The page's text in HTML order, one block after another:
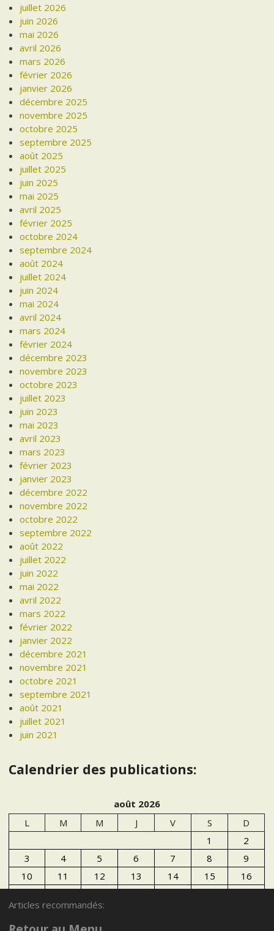
juillet 2026
juin 2026
mai 2026
avril 2026
mars 2026
février 2026
janvier 2026
décembre 2025
novembre 2025
octobre 2025
septembre 2025
août 2025
juillet 2025
juin 2025
mai 2025
avril 2025
février 2025
octobre 2024
septembre 2024
août 2024
juillet 2024
juin 2024
mai 2024
avril 2024
mars 2024
février 2024
décembre 2023
novembre 2023
octobre 2023
juillet 2023
juin 2023
mai 2023
avril 2023
mars 2023
février 2023
janvier 2023
décembre 2022
novembre 2022
octobre 2022
septembre 2022
août 2022
juillet 2022
juin 2022
mai 2022
avril 2022
mars 2022
février 2022
janvier 2022
décembre 2021
novembre 2021
octobre 2021
septembre 2021
août 2021
juillet 2021
juin 2021
Calendrier des publications:
août 2026
L
M M J V S
D
1
2
3
4 5 6 7 8
9
10
11 12 13 14 15
16
24
25 26
Articles recommandés: